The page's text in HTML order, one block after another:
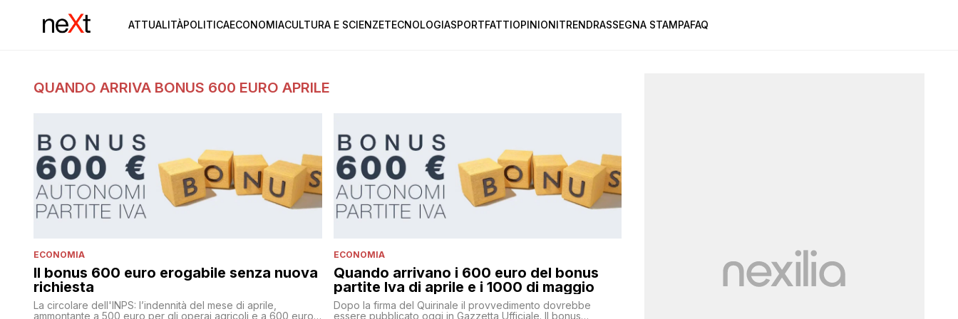
ATTUALITÀPOLITICAECONOMIACULTURA E SCIENZETECNOLOGIASPORTFATTIOPINIONITRENDRASSEGNA STAMPAFAQ
QUANDO ARRIVA BONUS 600 EURO APRILE
ECONOMIA
Il bonus 600 euro erogabile senza nuova
richiesta
La circolare dell'INPS: l’indennità del mese di aprile,
ammontante a 500 euro per gli operai agricoli e a 600 euro
ECONOMIA
Quando arrivano i 600 euro del bonus
partite Iva di aprile e i 1000 di maggio
Dopo la firma del Quirinale il provvedimento dovrebbe
essere pubblicato oggi in Gazzetta Ufficiale. Il bonus